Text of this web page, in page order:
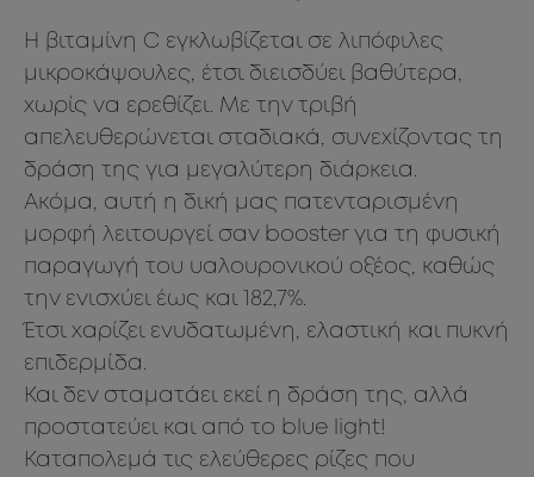
Η βιταμίνη C εγκλωβίζεται σε λιπόφιλες
μικροκάψουλες, έτσι διεισδύει βαθύτερα,
χωρίς να ερεθίζει. Με την τριβή
απελευθερώνεται σταδιακά, συνεχίζοντας τη
δράση της για μεγαλύτερη διάρκεια.
Ακόμα, αυτή η δική μας πατενταρισμένη
μορφή λειτουργεί σαν booster για τη φυσική
παραγωγή του υαλουρονικού οξέος, καθώς
την ενισχύει έως και 182,7%.
Έτσι χαρίζει ενυδατωμένη, ελαστική και πυκνή
επιδερμίδα.
Και δεν σταματάει εκεί η δράση της, αλλά
προστατεύει και από το blue light!
Καταπολεμά τις ελεύθερες ρίζες που